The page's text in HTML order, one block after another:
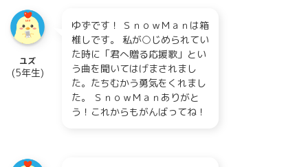
ユズ
(5年生)
ゆずです！ ＳｎｏｗＭａｎは箱
椎しです。 私が○じめられてい
た時に「君へ贈る応援歌」とい
う曲を聞いてはげまされまし
た。たちむかう勇気をくれまし
た。 ＳｎｏｗＭａｎありがと
う！これからもがんばってね！